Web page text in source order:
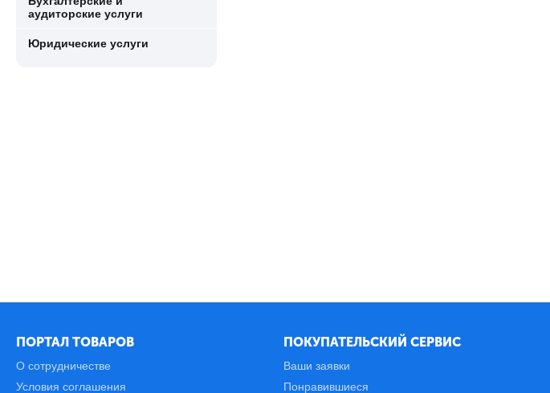
аудиторские услуги
Юридические услуги
ПОРТАЛ ТОВАРОВ
О сотрудничестве
Условия соглашения
ПОКУПАТЕЛЬСКИЙ СЕРВИС
Ваши заявки
Понравившиеся